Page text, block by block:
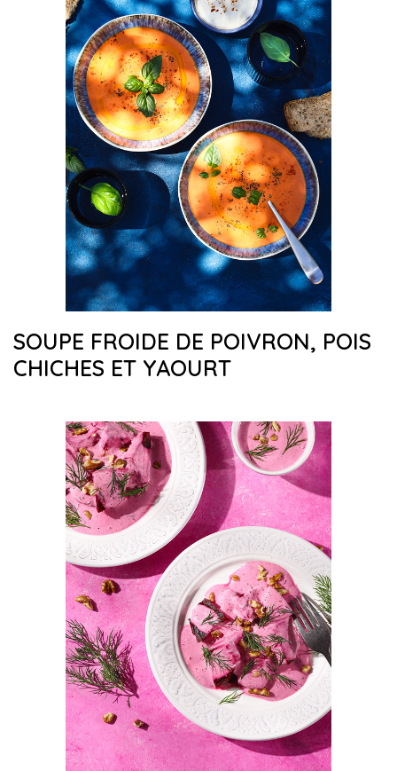
SOUPE FROIDE DE POIVRON, POIS
CHICHES ET YAOURT